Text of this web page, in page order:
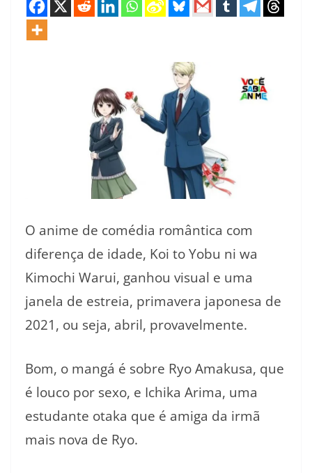
O anime de comédia romântica com
diferença de idade, Koi to Yobu ni wa
Kimochi Warui, ganhou visual e uma
janela de estreia, primavera japonesa de
2021, ou seja, abril, provavelmente.
Bom, o mangá é sobre Ryo Amakusa, que
é louco por sexo, e Ichika Arima, uma
estudante otaka que é amiga da irmã
mais nova de Ryo.